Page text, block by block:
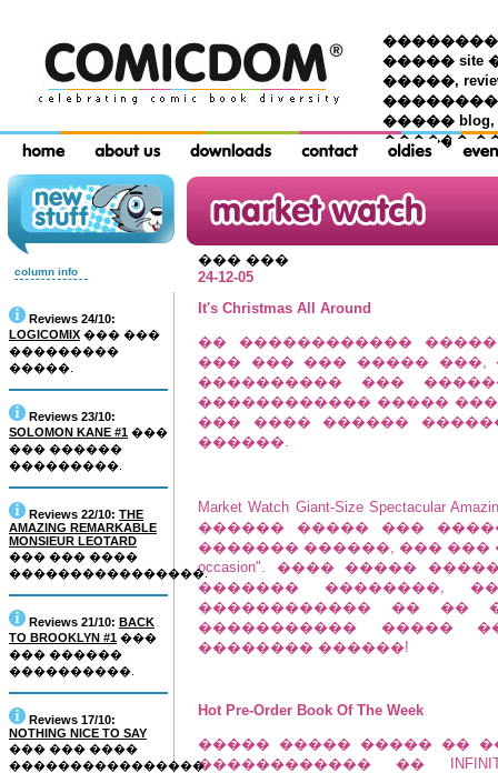
���������
����� site
�����,
����� blog,
������
column info
Reviews 24/10:
LOGICOMIX ��� ���
���������
�����.
Reviews 23/10:
SOLOMON KANE #1 ���
��� ������
���������.
Reviews 22/10: THE
AMAZING REMARKABLE
MONSIEUR LEOTARD
��� ��� ����
����������������.
Reviews 21/10: BACK
TO BROOKLYN #1 ���
��� ������
����������.
Reviews 17/10:
NOTHING NICE TO SAY
��� ��� ����
����������������.
��� ���
24-12-05
It's Christmas All Around
�� ������������
��� ��� ��� ����� ���,
���������� ���
������������ �����
��� ���� ������
������.
Market Watch Giant-Size Spectacular
������ ����� ���
������� ������, ��� ���
occasion". ���� �����
������� ��������,
������������ �� ��
����������� �����
�������� ������!
Hot Pre-Order Book Of The Week
����� ����� ����� ��
������������ �� INFINITE